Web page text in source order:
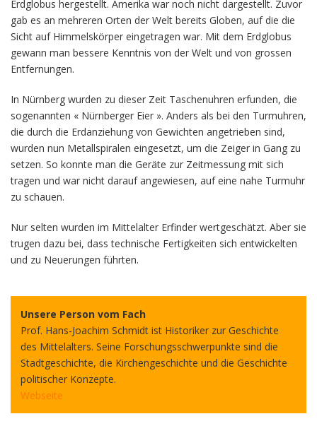
Erdglobus hergestellt. Amerika war noch nicht dargestellt. Zuvor
gab es an mehreren Orten der Welt bereits Globen, auf die die
Sicht auf Himmelskörper eingetragen war. Mit dem Erdglobus
gewann man bessere Kenntnis von der Welt und von grossen
Entfernungen.
In Nürnberg wurden zu dieser Zeit Taschenuhren erfunden, die
sogenannten « Nürnberger Eier ». Anders als bei den Turmuhren,
die durch die Erdanziehung von Gewichten angetrieben sind,
wurden nun Metallspiralen eingesetzt, um die Zeiger in Gang zu
setzen. So konnte man die Geräte zur Zeitmessung mit sich
tragen und war nicht darauf angewiesen, auf eine nahe Turmuhr
zu schauen.
Nur selten wurden im Mittelalter Erfinder wertgeschätzt. Aber sie
trugen dazu bei, dass technische Fertigkeiten sich entwickelten
und zu Neuerungen führten.
Unsere Person vom Fach
Prof. Hans-Joachim Schmidt ist Historiker zur Geschichte
des Mittelalters. Seine Forschungsschwerpunkte sind die
Stadtgeschichte, die Kirchengeschichte und die Geschichte
politischer Konzepte.
Webseite